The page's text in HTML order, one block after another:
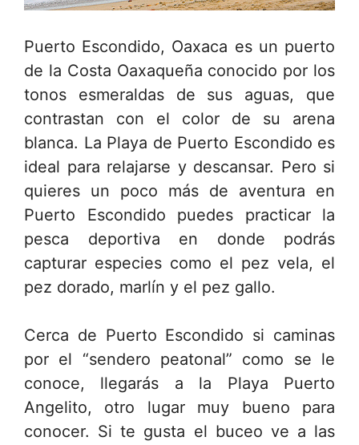
Puerto Escondido, Oaxaca es un puerto
de la Costa Oaxaqueña conocido por los
tonos esmeraldas de sus aguas, que
contrastan con el color de su arena
blanca. La Playa de Puerto Escondido es
ideal para relajarse y descansar. Pero si
quieres un poco más de aventura en
Puerto Escondido puedes practicar la
pesca deportiva en donde podrás
capturar especies como el pez vela, el
pez dorado, marlín y el pez gallo.
Cerca de Puerto Escondido si caminas
por el “sendero peatonal” como se le
conoce, llegarás a la Playa Puerto
Angelito, otro lugar muy bueno para
conocer. Si te gusta el buceo ve a las